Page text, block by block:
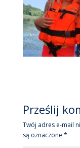
Prześlij
Twój adres e-mail
są oznaczone *